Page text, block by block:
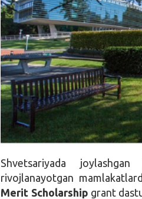
Shvetsariyada joylashgan
rivojlanayotgan
Merit Scholarship grant